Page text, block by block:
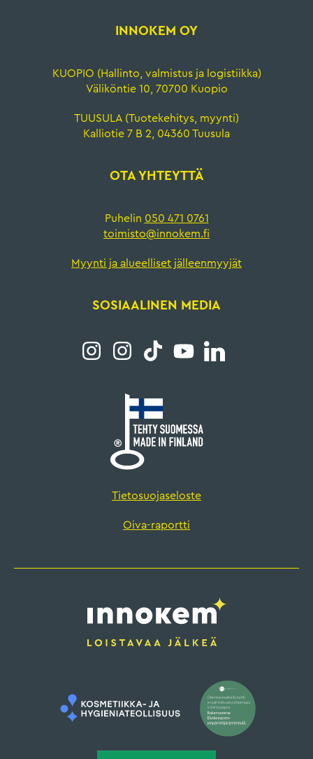
INNOKEM OY
KUOPIO (Hallinto, valmistus ja logistiikka)
Väliköntie 10, 70700 Kuopio
TUUSULA (Tuotekehitys, myynti)
Kalliotie 7 B 2, 04360 Tuusula
OTA YHTEYTTÄ
Puhelin 050 471 0761
toimisto@innokem.fi
Myynti ja alueelliset jälleenmyyjät
SOSIAALINEN MEDIA
Tietosuojaseloste
Oiva-raportti